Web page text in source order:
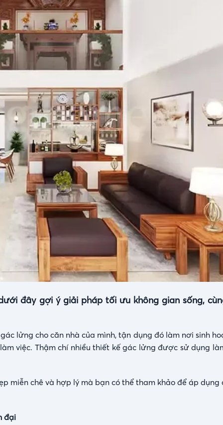
đây gợi ý giải pháp tối ưu không gian sống,
lửng cho căn nhà của mình, tận dụng đó làm nơi sinh
việc. Thậm chí nhiều thiết kế gác lửng được sử dụng
miễn chê và hợp lý mà bạn có thể tham khảo để áp dụng
đại